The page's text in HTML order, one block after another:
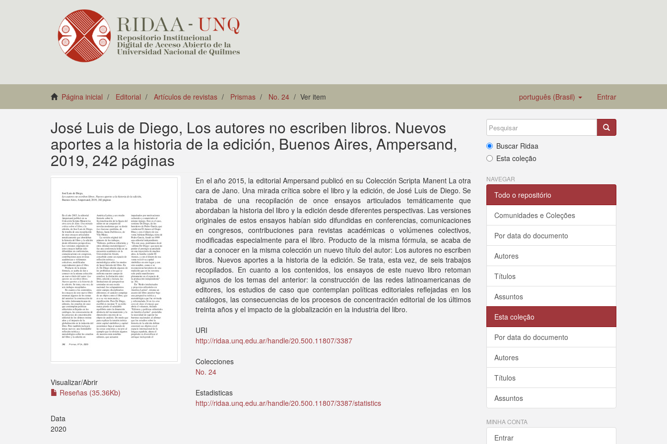
Página inicial Editorial Artículos de revistas Prismas No. 24 Ver item português (Brasil) Entrar
José Luis de Diego, Los autores no escriben libros. Nuevos
aportes a la historia de la edición, Buenos Aires, Ampersand,
2019, 242 páginas
Visualizar/Abrir
Reseñas (35.36Kb)
Data
2020
En el año 2015, la editorial Ampersand publicó en su Colección Scripta Manent La otra
cara de Jano. Una mirada crítica sobre el libro y la edición, de José Luis de Diego. Se
trataba de una recopilación de once ensayos articulados temáticamente que
abordaban la historia del libro y la edición desde diferentes perspectivas. Las versiones
originales de estos ensayos habían sido difundidas en conferencias, comunicaciones
en congresos, contribuciones para revistas académicas o volúmenes colectivos,
modificadas especialmente para el libro. Producto de la misma fórmula, se acaba de
dar a conocer en la misma colección un nuevo título del autor: Los autores no escriben
libros. Nuevos aportes a la historia de la edición. Se trata, esta vez, de seis trabajos
recopilados. En cuanto a los contenidos, los ensayos de este nuevo libro retoman
algunos de los temas del anterior: la construcción de las redes latinoamericanas de
editores, los estudios de caso que contemplan políticas editoriales reflejadas en los
catálogos, las consecuencias de los procesos de concentración editorial de los últimos
treinta años y el impacto de la globalización en la industria del libro.
URI
http://ridaa.unq.edu.ar/handle/20.500.11807/3387
Colecciones
No. 24
Estadisticas
http://ridaa.unq.edu.ar/handle/20.500.11807/3387/statistics
Buscar Ridaa
Esta coleção
NAVEGAR
Todo o repositório
Comunidades e Coleções
Por data do documento
Autores
Títulos
Assuntos
Esta coleção
Por data do documento
Autores
Títulos
Assuntos
MINHA CONTA
Entrar